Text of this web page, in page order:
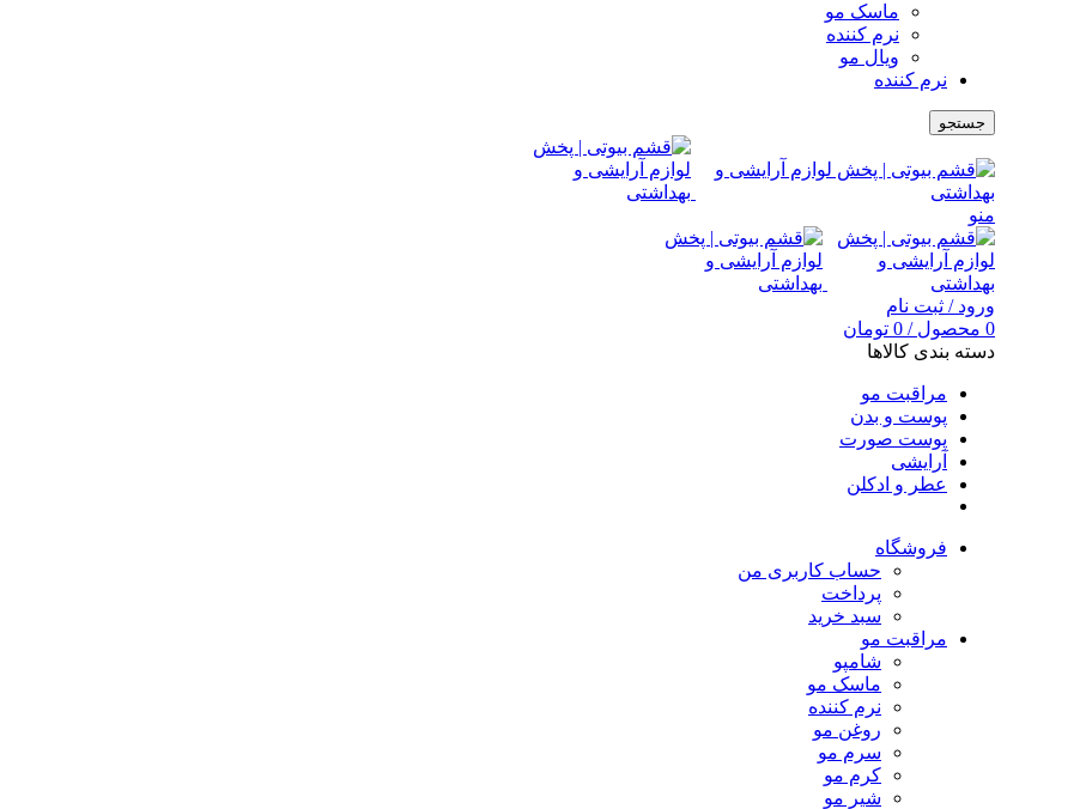
ماسک مو
نرم کننده
ویال مو
نرم کننده
جستجو
منو
ورود / ثبت نام
0 محصول /
0 تومان
دسته بندی کالاها
مراقبت مو
پوست و بدن
پوست صورت
آرایشی
عطر و ادکلن
فروشگاه
حساب کاربری من
پرداخت
سبد خرید
مراقبت مو
شامپو
ماسک مو
نرم کننده
روغن مو
سرم مو
کرم مو
شیر مو